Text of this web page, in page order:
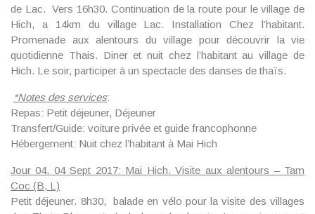
de Lac. Vers 16h30. Continuation de la route pour le village de
Hich, a 14km du village Lac. Installation Chez l’habitant.
Promenade aux alentours du village pour découvrir la vie
quotidienne Thais. Diner et nuit chez l’habitant au village de
Hich. Le soir, participer à un spectacle des danses de thaïs.
*Notes des services:
Repas: Petit déjeuner, Déjeuner
Transfert/Guide: voiture privée et guide francophonne
Hébergement: Nuit chez l’habitant à Mai Hich
Jour 04. 04 Sept 2017: Mai Hich. Visite aux alentours – Tam
Coc (B, L)
Petit déjeuner. 8h30, balade en vélo pour la visite des villages